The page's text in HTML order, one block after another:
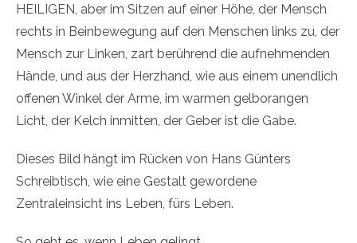
HEILIGEN, aber im Sitzen auf einer Höhe, der Mensch
rechts in Beinbewegung auf den Menschen links zu, der
Mensch zur Linken, zart berührend die aufnehmenden
Hände, und aus der Herzhand, wie aus einem unendlich
offenen Winkel der Arme, im warmen gelborangen
Licht, der Kelch inmitten, der Geber ist die Gabe.
Dieses Bild hängt im Rücken von Hans Günters
Schreibtisch, wie eine Gestalt gewordene
Zentraleinsicht ins Leben, fürs Leben.